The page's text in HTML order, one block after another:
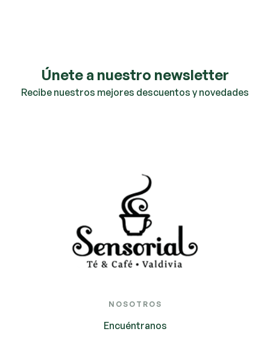
Únete a nuestro newsletter
Recibe nuestros mejores descuentos y novedades
NOSOTROS
Encuéntranos